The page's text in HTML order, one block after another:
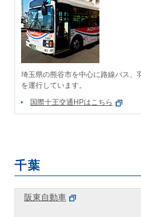
埼玉県の熊谷市を中心に路線バス、
を運行しています。
国際十王交通HPはこちら
千葉
阪東自動車